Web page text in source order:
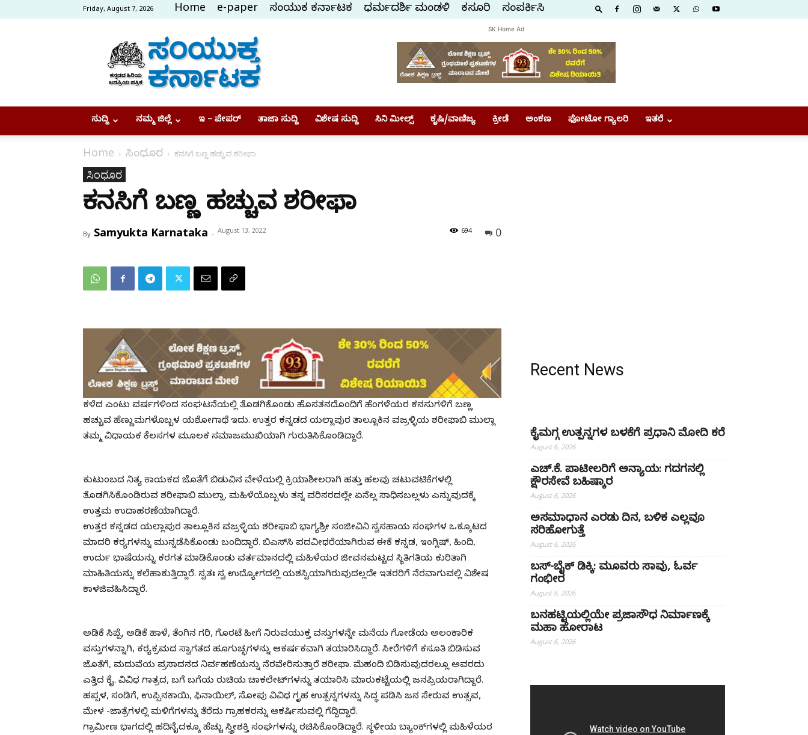
Friday, August 7, 2026 Home e-paper ಸಂಯುಕ್ತ ಕರ್ನಾಟಕ ಧರ್ಮದರ್ಶಿ ಮಂಡಳಿ ಕಸ್ತೂರಿ ಸಂಪರ್ಕಿಸಿ
Samyukta
Karnataka
SK Home Ad
ಸುದ್ದಿ ನಮ್ಮ ಜಿಲ್ಲೆ ಇ – ಪೇಪರ್ ತಾಜಾ ಸುದ್ದಿ ವಿಶೇಷ ಸುದ್ದಿ ಸಿನಿ ಮೀಲ್ಸ್ ಕೃಷಿ/ವಾಣಿಜ್ಯ ಕ್ರೀಡೆ ಅಂಕಣ ಫೋಟೋ ಗ್ಯಾಲರಿ ಇತರೆ
Home ಸಿಂಧೂರ ಕನಸಿಗೆ ಬಣ್ಣ ಹಚ್ಚುವ ಶರೀಫಾ
ಸಿಂಧೂರ
ಕನಸಿಗೆ ಬಣ್ಣ ಹಚ್ಚುವ ಶರೀಫಾ
By Samyukta Karnataka - August 13, 2022 0
694
ಕಳೆದ ಎಂಟು ವರ್ಷಗಳಿಂದ ಸಂಘಟನೆಯಲ್ಲಿ ತೊಡಗಿಕೊಂಡು ಹೊಸತನದೊಂದಿಗೆ ಹೆಂಗಳೆಯರ ಕನಸುಗಳಿಗೆ ಬಣ್ಣ
ಹಚ್ಚುವ ಹೆಣ್ಣುಮಗಳೊಬ್ಬಳ ಯಶೋಗಾಥೆ ಇದು. ಉತ್ತರ ಕನ್ನಡದ ಯಲ್ಲಾಪುರ ತಾಲ್ಲೂಕಿನ ವಜ್ರಳ್ಳಿಯ ಶರೀಫಾಬಿ ಮುಲ್ಲಾ
ತಮ್ಮ ವಿಧಾಯಕ ಕೆಲಸಗಳ ಮೂಲಕ ಸಮಾಜಮುಖಿಯಾಗಿ ಗುರುತಿಸಿಕೊಂಡಿದ್ದಾರೆ.
ಕುಟುಂಬದ ನಿತ್ಯ ಕಾಯಕದ ಜೊತೆಗೆ ಬಿಡುವಿನ ವೇಳೆಯಲ್ಲಿ ಕ್ರಿಯಾಶೀಲರಾಗಿ ಹತ್ತು ಹಲವು ಚಟುವಟಿಕೆಗಳಲ್ಲಿ
ತೊಡಗಿಸಿಕೊಂಡಿರುವ ಶರೀಫಾಬಿ ಮುಲ್ಲಾ, ಮಹಿಳೆಯೊಬ್ಬಳು ತನ್ನ ಪರಿಸರದಲ್ಲೇ ಏನೆಲ್ಲ ಸಾಧಿಸಬಲ್ಲಳು ಎನ್ನುವುದಕ್ಕೆ
ಉತ್ತಮ ಉದಾಹರಣೆಯಾಗಿದ್ದಾರೆ.
ಉತ್ತರ ಕನ್ನಡದ ಯಲ್ಲಾಪುರ ತಾಲ್ಲೂಕಿನ ವಜ್ರಳ್ಳಿಯ ಶರೀಫಾಬಿ ಭಾಗ್ಯಶ್ರೀ ಸಂಜೀವಿನಿ ಸ್ವಸಹಾಯ ಸಂಘಗಳ ಒಕ್ಕೂಟದ
ಮಾದರಿ ಕರ‍್ಯಗಳನ್ನು ಮುನ್ನಡೆಸಿಕೊಂಡು ಬಂದಿದ್ದಾರೆ. ಬಿಎಸ್‌ಸಿ ಪದವೀಧರೆಯಾಗಿರುವ ಈಕೆ ಕನ್ನಡ, ಇಂಗ್ಲಿಷ್, ಹಿಂದಿ,
ಉರ್ದು ಭಾಷೆಯನ್ನು ಕರಗತ ಮಾಡಿಕೊಂಡು ವರ್ತಮಾನದಲ್ಲಿ ಮಹಿಳೆಯರ ಜೀವನಮಟ್ಟದ ಸ್ಥಿತಿಗತಿಯ ಕುರಿತಾಗಿ
ಮಾಹಿತಿಯನ್ನು ಕಲೆಹಾಕುತ್ತಿದ್ದಾರೆ. ಸ್ವತಃ ಸ್ವ ಉದ್ಯೋಗದಲ್ಲಿ ಯಶಸ್ವಿಯಾಗಿರುವುದಲ್ಲದೇ ಇತರರಿಗೆ ನೆರವಾಗುವಲ್ಲಿ ವಿಶೇಷ
ಕಾಳಜಿವಹಿಸಿದ್ದಾರೆ.
ಅಡಿಕೆ ಸಿಪ್ಪೆ, ಅಡಿಕೆ ಹಾಳೆ, ತೆಂಗಿನ ಗರಿ, ಗೊರಟೆ ಹೀಗೆ ನಿರುಪಯುಕ್ತ ವಸ್ತುಗಳನ್ನೇ ಮನೆಯ ಗೋಡೆಯ ಅಲಂಕಾರಿಕ
ವಸ್ತುಗಳನ್ನಾಗಿ, ಕರ‍್ಯಕ್ರಮದ ಸ್ವಾಗತದ ಹೂಗುಚ್ಛಗಳನ್ನು ಆಕರ್ಷಕವಾಗಿ ತಯಾರಿಸಿದ್ದಾರೆ. ಸೀರೆಗಳಿಗೆ ಕಸೂತಿ ಬಿಡಿಸುವ
ಜೊತೆಗೆ, ಮದುವೆಯ ಪ್ರಸಾದನದ ನಿರ್ವಹಣೆಯನ್ನು ನೆರವೇರಿಸುತ್ತಾರೆ ಶರೀಫಾ. ಮೆಹಂದಿ ಬಿಡಿಸುವುದರಲ್ಲೂ ಅವರದು
ಎತ್ತಿದ ಕೈ. ವಿವಿಧ ಗಾತ್ರದ, ಬಗೆ ಬಗೆಯ ರುಚಿಯ ಚಾಕಲೇಟ್‌ಗಳನ್ನು ತಯಾರಿಸಿ ಮಾರುಕಟ್ಟೆಯಲ್ಲಿ ಜನಪ್ರಿಯರಾಗಿದ್ದಾರೆ.
ಹಪ್ಪಳ, ಸಂಡಿಗೆ, ಉಪ್ಪಿನಕಾಯಿ, ಫಿನಾಯಿಲ್, ಸೋಪು ವಿವಿಧ ಗೃಹ ಉತ್ಪನ್ನಗಳನ್ನು ಸಿದ್ಧ ಪಡಿಸಿ ಜನ ಸೇರುವ ಉತ್ಸವ,
ಮೇಳ -ಜಾತ್ರೆಗಳಲ್ಲಿ ಮಳಿಗೆಗಳನ್ನು ತೆರೆದು ಗ್ರಾಹಕರನ್ನು ಆಕರ್ಷಿಸುವಲ್ಲಿ ಗೆದ್ದಿದ್ದಾರೆ.
ಗ್ರಾಮೀಣ ಭಾಗದಲ್ಲಿ ಹದಿನೈದಕ್ಕೂ ಹೆಚ್ಚು ಸ್ತ್ರೀಶಕ್ತಿ ಸಂಘಗಳನ್ನು ರಚಿಸಿಕೊಂಡಿದ್ದಾರೆ. ಸ್ಥಳೀಯ ಬ್ಯಾಂಕ್‌ಗಳಲ್ಲಿ ಮಹಿಳೆಯರ
Recent News
ಕೈಮಗ್ಗ ಉತ್ಪನ್ನಗಳ ಬಳಕೆಗೆ ಪ್ರಧಾನಿ ಮೋದಿ ಕರೆ
August 6, 2026
ಎಚ್‌.ಕೆ. ಪಾಟೀಲರಿಗೆ ಅನ್ಯಾಯ: ಗದಗನಲ್ಲಿ
ಕ್ಷೌರಸೇವೆ ಬಹಿಷ್ಕಾರ
August 6, 2026
ಅಸಮಾಧಾನ ಎರಡು ದಿನ, ಬಳಿಕ ಎಲ್ಲವೂ
ಸರಿಹೋಗುತ್ತೆ
August 6, 2026
ಬಸ್-ಬೈಕ್ ಡಿಕ್ಕಿ: ಮೂವರು ಸಾವು, ಓರ್ವ
ಗಂಭೀರ
August 6, 2026
ಬನಹಟ್ಟಿಯಲ್ಲಿಯೇ ಪ್ರಜಾಸೌಧ ನಿರ್ಮಾಣಕ್ಕೆ
ಮಹಾ ಹೋರಾಟ
August 6, 2026